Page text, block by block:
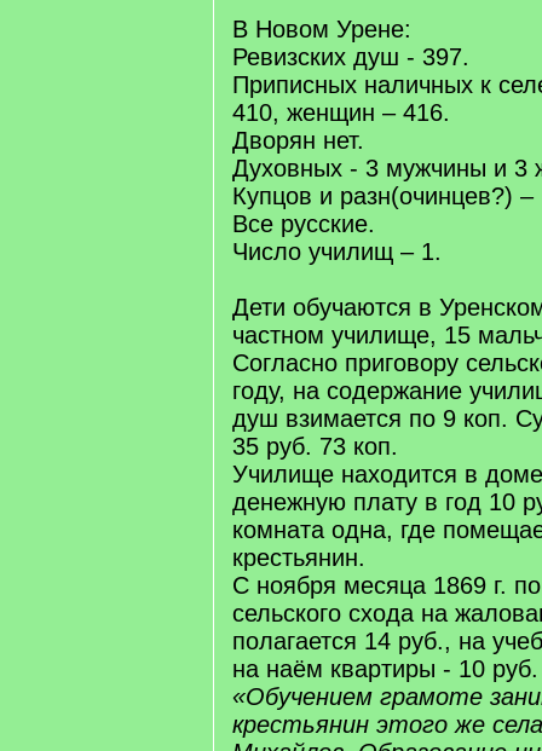
В Новом Урене:
Ревизских душ - 397.
Приписных наличных к
410, женщин – 416.
Дворян нет.
Духовных - 3 мужчины и 3
Купцов и разн(очинцев?) –
Все русские.
Число училищ – 1.
Дети обучаются в
частном училище, 15
Согласно приговору
году, на содержание
душ взимается по 9 коп.
35 руб. 73 коп.
Училище находится в
денежную плату в год 10
комната одна, где
крестьянин.
С ноября месяца 1869 г.
сельского схода на
полагается 14 руб., на
на наём квартиры - 10 руб.
«Обучением грамоте
крестьянин этого же